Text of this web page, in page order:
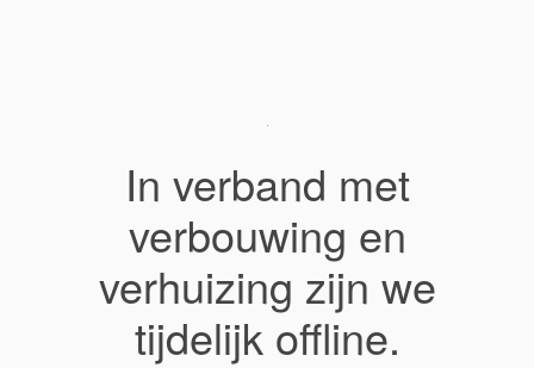
In verband met
verbouwing en
verhuizing zijn we
tijdelijk offline.